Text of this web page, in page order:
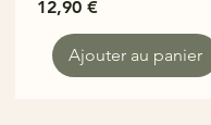
Prix
12,90 €
Ajouter au panier